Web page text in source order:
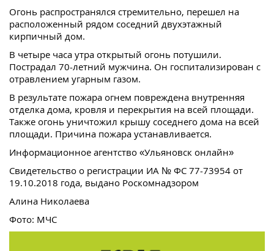
Огонь распространялся стремительно, перешел на
расположенный рядом соседний двухэтажный
кирпичный дом.
В четыре часа утра открытый огонь потушили.
Пострадал 70-летний мужчина. Он госпитализирован с
отравлением угарным газом.
В результате пожара огнем повреждена внутренняя
отделка дома, кровля и перекрытия на всей площади.
Также огонь уничтожил крышу соседнего дома на всей
площади. Причина пожара устанавливается.
Информационное агентство «Ульяновск онлайн»
Свидетельство о регистрации ИА № ФС 77-73954 от
19.10.2018 года, выдано Роскомнадзором
Алина Николаева
Фото: МЧС